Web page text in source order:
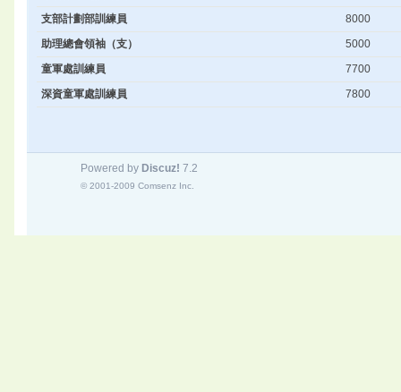
支部計劃部訓練員
8000
助理總會領袖（支）
5000
童軍處訓練員
7700
深資童軍處訓練員
7800
Powered by Discuz! 7.2
© 2001-2009 Comsenz Inc.